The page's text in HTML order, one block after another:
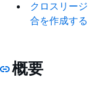
クロスリー
合を作成す
概要